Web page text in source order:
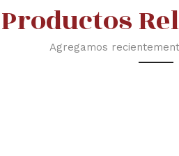
Productos
Agregamos